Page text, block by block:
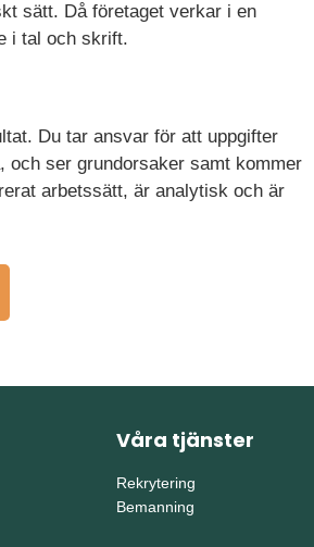
sätt. Då företaget verkar i en
i tal och skrift.
Du tar ansvar för att uppgifter
och ser grundorsaker samt kommer
arbetssätt, är analytisk och är
Våra tjänster
Rekrytering
Bemanning